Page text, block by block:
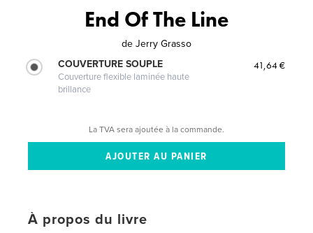
End Of The Line
de Jerry Grasso
COUVERTURE SOUPLE
Couverture flexible laminée haute
brillance
41,64 €
La TVA sera ajoutée à la commande.
À propos du livre